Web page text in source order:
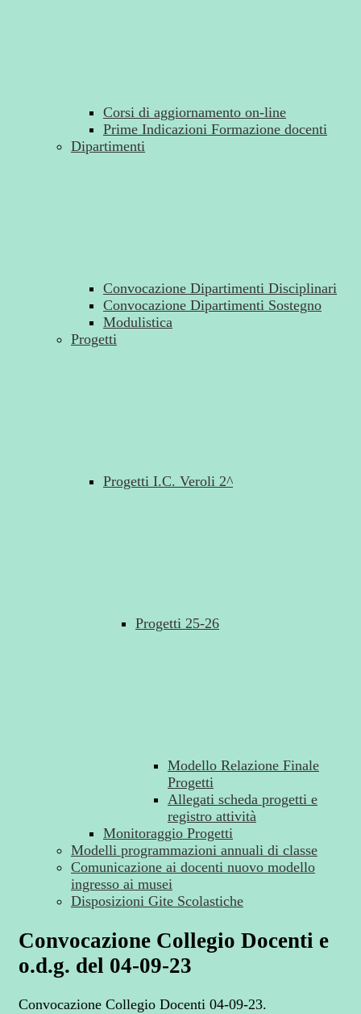
Corsi di aggiornamento on-line
Prime Indicazioni Formazione docenti
Dipartimenti
Convocazione Dipartimenti Disciplinari
Convocazione Dipartimenti Sostegno
Modulistica
Progetti
Progetti I.C. Veroli 2^
Progetti 25-26
Modello Relazione Finale
Progetti
Allegati scheda progetti e
registro attività
Monitoraggio Progetti
Modelli programmazioni annuali di classe
Comunicazione ai docenti nuovo modello
ingresso ai musei
Disposizioni Gite Scolastiche
Convocazione Collegio Docenti e
o.d.g. del 04-09-23
Convocazione Collegio Docenti 04-09-23.